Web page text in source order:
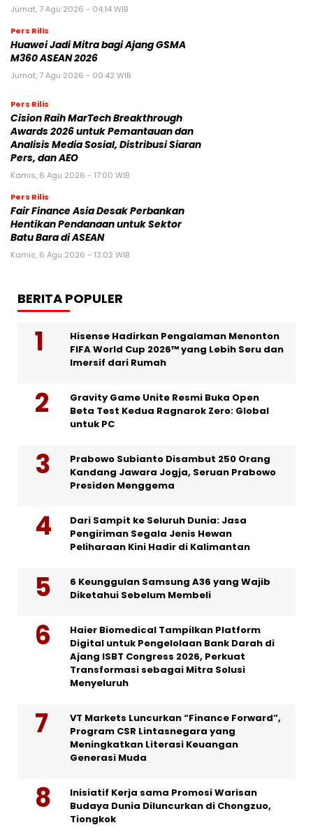
Jumat, 7 Agu 2026 - 04:14 WIB
Pers Rilis
Huawei Jadi Mitra bagi Ajang GSMA
M360 ASEAN 2026
Jumat, 7 Agu 2026 - 00:42 WIB
Pers Rilis
Cision Raih MarTech Breakthrough
Awards 2026 untuk Pemantauan dan
Analisis Media Sosial, Distribusi Siaran
Pers, dan AEO
Kamis, 6 Agu 2026 - 17:00 WIB
Pers Rilis
Fair Finance Asia Desak Perbankan
Hentikan Pendanaan untuk Sektor
Batu Bara di ASEAN
Kamis, 6 Agu 2026 - 13:02 WIB
BERITA POPULER
Hisense Hadirkan Pengalaman Menonton
FIFA World Cup 2026™ yang Lebih Seru dan
Imersif dari Rumah
Gravity Game Unite Resmi Buka Open
Beta Test Kedua Ragnarok Zero: Global
untuk PC
Prabowo Subianto Disambut 250 Orang
Kandang Jawara Jogja, Seruan Prabowo
Presiden Menggema
Dari Sampit ke Seluruh Dunia: Jasa
Pengiriman Segala Jenis Hewan
Peliharaan Kini Hadir di Kalimantan
6 Keunggulan Samsung A36 yang Wajib
Diketahui Sebelum Membeli
Haier Biomedical Tampilkan Platform
Digital untuk Pengelolaan Bank Darah di
Ajang ISBT Congress 2026, Perkuat
Transformasi sebagai Mitra Solusi
Menyeluruh
VT Markets Luncurkan “Finance Forward”,
Program CSR Lintasnegara yang
Meningkatkan Literasi Keuangan
Generasi Muda
Inisiatif Kerja sama Promosi Warisan
Budaya Dunia Diluncurkan di Chongzuo,
Tiongkok